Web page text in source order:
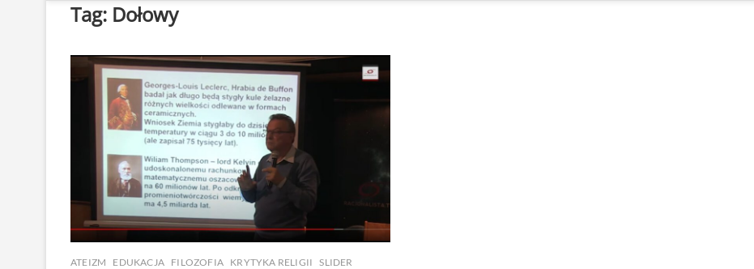
Tag: Dołowy
ATEIZM EDUKACJA FILOZOFIA KRYTYKA RELIGII
SLIDER